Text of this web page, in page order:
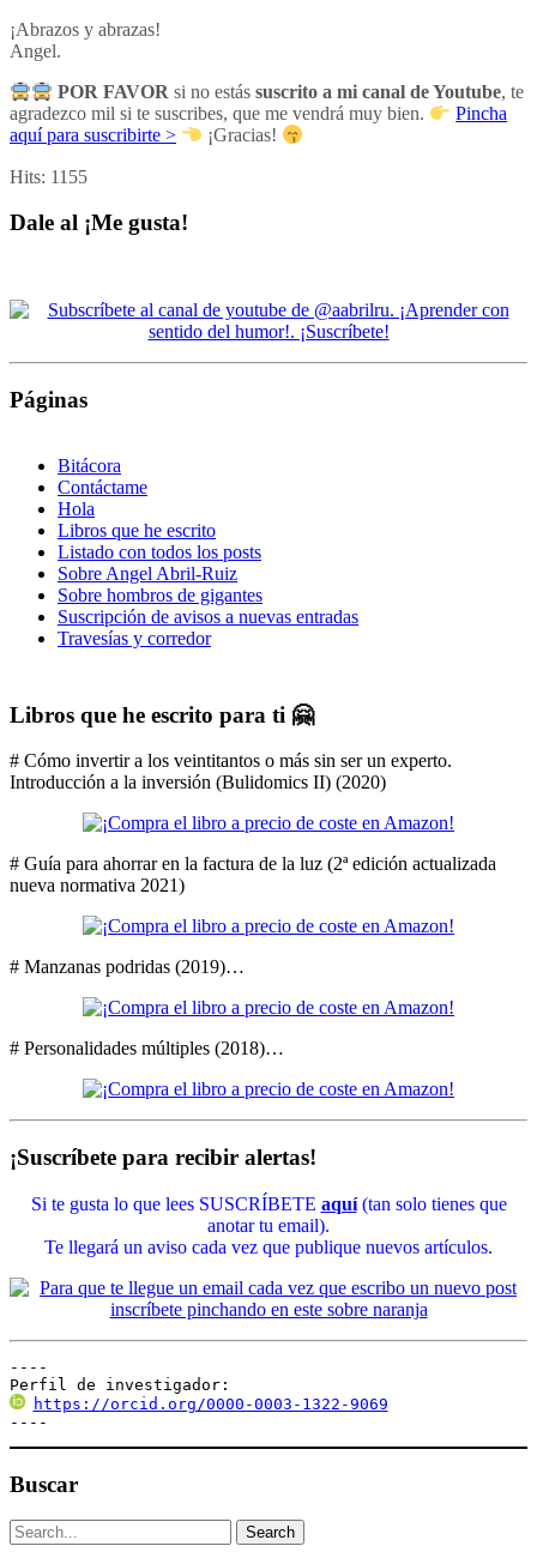
¡Abrazos y abrazas!
Angel.
POR FAVOR si no estássuscrito a mi canal de Youtube, te
agradezco mil si te suscribes, que me vendrá muy bien.
Pincha
aquí para suscribirte >
¡Gracias!
Hits: 1155
Dale al ¡Me gusta!
Páginas
Bitácora
Contáctame
Hola
Libros que he escrito
Listado con todos los posts
Sobre Angel Abril-Ruiz
Sobre hombros de gigantes
Suscripción de avisos a nuevas entradas
Travesías y corredor
Libros que he escrito para ti 🤗
# Cómo invertir a los veintitantos o más sin ser un experto.
Introducción a la inversión (Bulidomics II) (2020)
# Guía para ahorrar en la factura de la luz (2ª edición actualizada
nueva normativa 2021)
# Manzanas podridas (2019)…
# Personalidades múltiples (2018)…
¡Suscríbete para recibir alertas!
Si te gusta lo que lees SUSCRÍBETE aquí(tan solo tienes que
anotar tu email).
Te llegará un aviso cada vez que publique nuevos artículos.
----
Perfil de investigador:
https://orcid.org/0000-0003-1322-9069
----
Buscar